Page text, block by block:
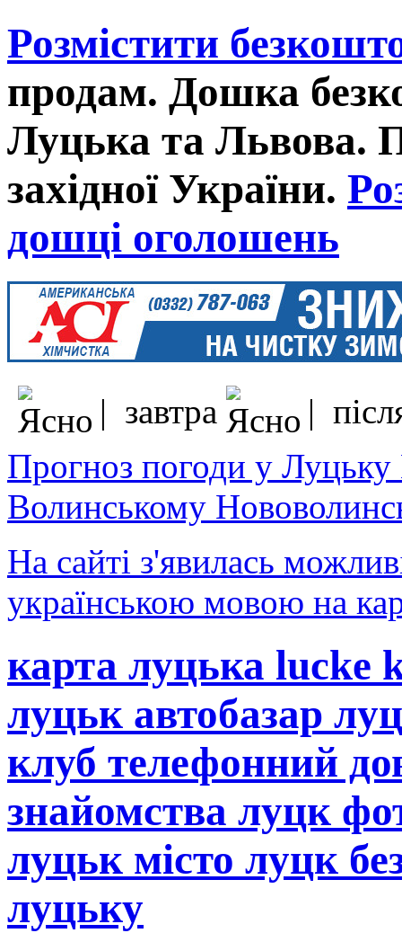
Розмістити
продам. Дошка
Луцька та Львова.
західної України.
дошці оголошень
| завтра
|
Прогноз погоди у
Волинському
На сайті з'явилась
українською мовою на
карта луцька lucke
луцьк автобазар
клуб телефонний
знайомства луцк
луцьк місто луцк
луцьку